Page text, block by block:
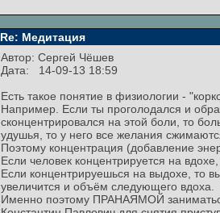
Re: Медитация
Автор: Сергей Чёшев
Дата: 14-09-13 18:59
Есть такое понятие в физиологии -
Например. Если ты проголодался и
сконцентрировался на этой боли, то
удушья, то у него все желания
Поэтому концентрация (добавление
Если человек концентрируется на
Если концентрируешься на выдохе, то
увеличится и объём следующего вдоха.
Именно поэтому ПРАНАЯМОЙ